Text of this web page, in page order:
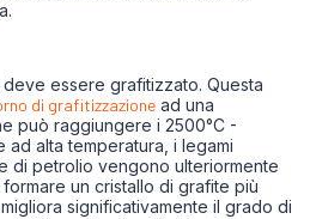
essere grafitizzato. Questa
di grafitizzazione ad una
può raggiungere i 2500°C -
ad alta temperatura, i legami
di petrolio vengono ulteriormente
un cristallo di grafite più
significativamente il grado di